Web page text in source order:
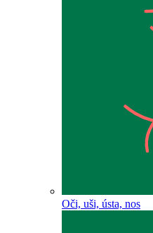
Oči, uši, ústa, nos